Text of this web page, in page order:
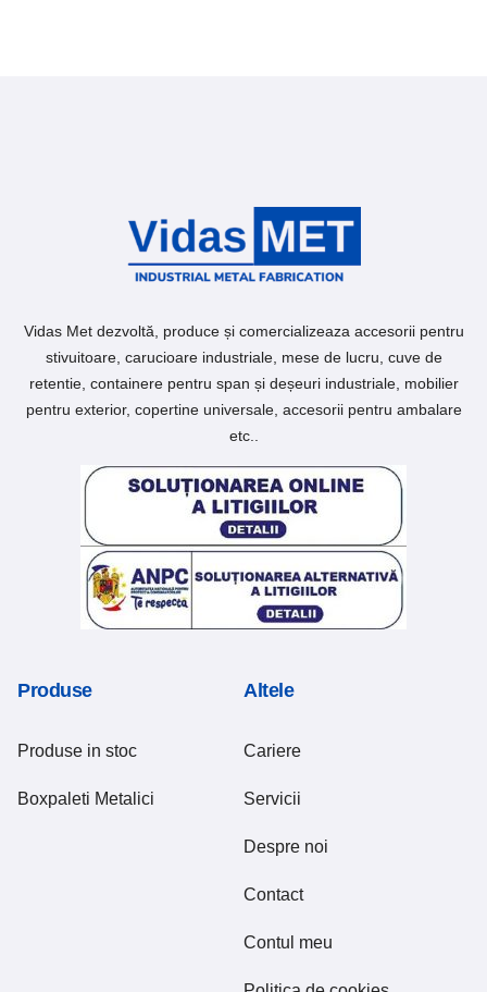
Vidas Met dezvoltă, produce și comercializeaza accesorii pentru
stivuitoare, carucioare industriale, mese de lucru, cuve de
retentie, containere pentru span și deșeuri industriale, mobilier
pentru exterior, copertine universale, accesorii pentru ambalare
etc..
Produse
Produse in stoc
Boxpaleti Metalici
Altele
Cariere
Servicii
Despre noi
Contact
Contul meu